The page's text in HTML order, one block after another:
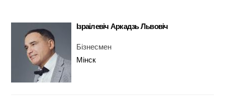
Ізраілевіч Аркадзь Львовіч
Бізнесмен
Мінск